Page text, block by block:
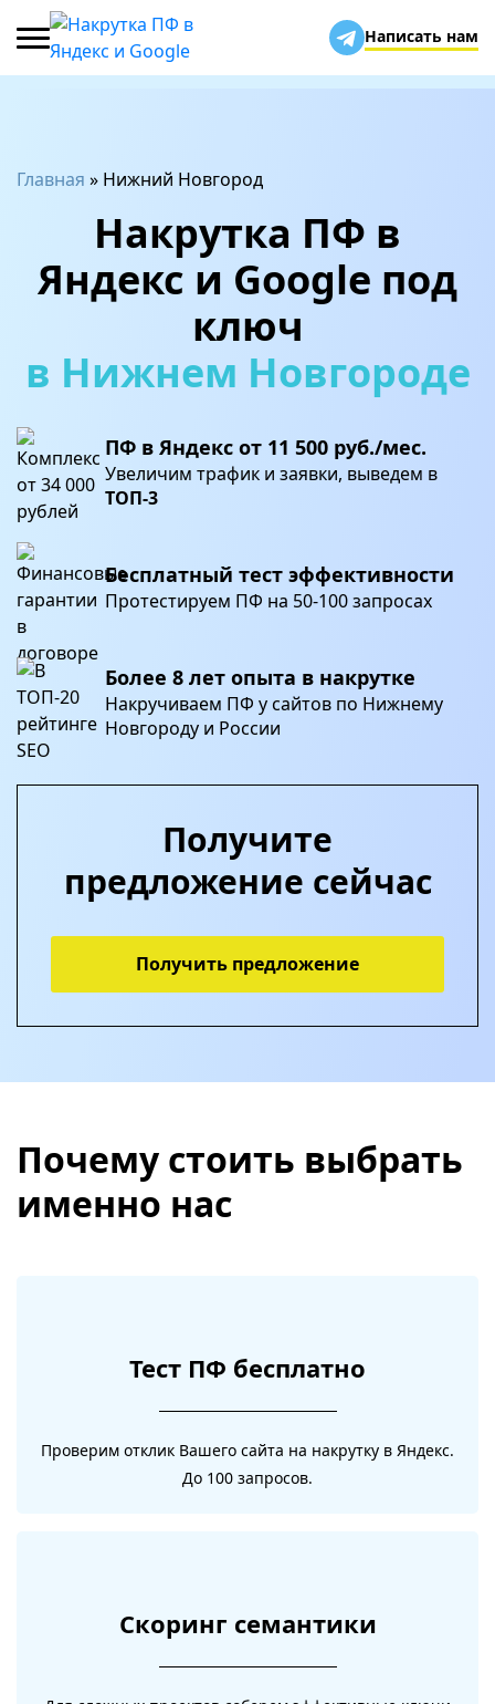
Написать нам
Главная » Нижний Новгород
Накрутка ПФ в
Яндекс и Google под
ключ
в Нижнем Новгороде
ПФ в Яндекс от 11 500 руб./мес.
Увеличим трафик и заявки, выведем в
ТОП-3
Бесплатный тест эффективности
Протестируем ПФ на 50-100 запросах
Более 8 лет опыта в накрутке
Накручиваем ПФ у сайтов по Нижнему
Новгороду и России
Получите
предложение сейчас
Получить предложение
Почему стоить выбрать
именно нас
Тест ПФ бесплатно
Проверим отклик Вашего сайта на накрутку в Яндекс.
До 100 запросов.
Скоринг семантики